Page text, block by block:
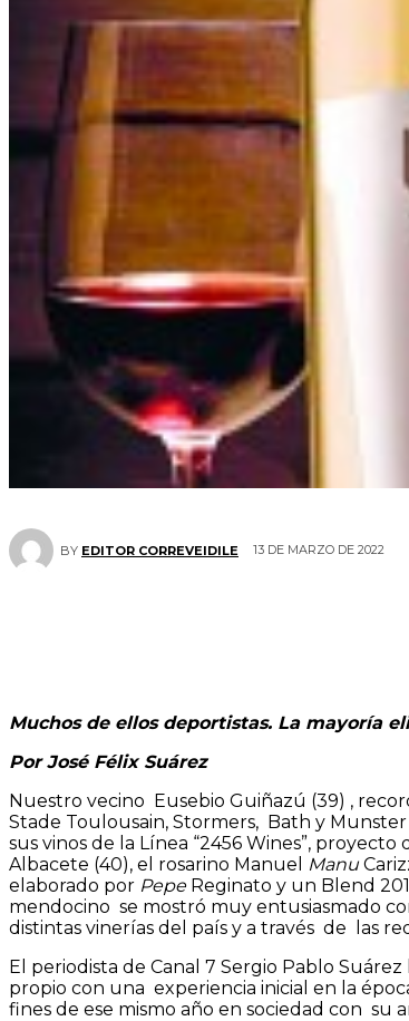
BY EDITOR CORREVEIDILE 13 DE MARZO DE 2022
Muchos de ellos deportistas. La mayoría
Por José Félix Suárez
Nuestro vecino Eusebio Guiñazú (39) ,
Stade Toulousain, Stormers, Bath y
sus vinos de la Línea “2456 Wines”,
Albacete (40), el rosarino Manuel
Manu
elaborado por PepeReginato y un Blend
mendocino se mostró muy entusiasmado
distintas vinerías del país y a través de las
El periodista de Canal 7 Sergio Pablo
propio con una experiencia inicial en la
fines de ese mismo año en sociedad con